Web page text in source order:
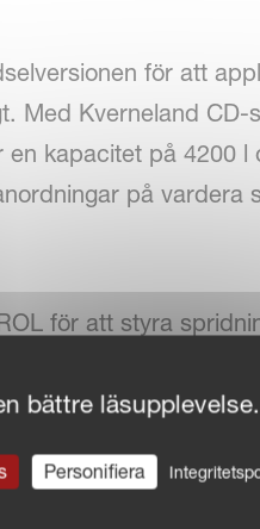
för att
Med Kverneland CD-
kapacitet på 4200 l
på vardera
för att styra
bättre
Personifiera